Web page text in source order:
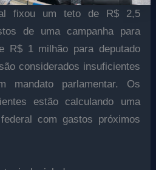
fixou um teto de R$ 2,5
de uma campanha para
R$ 1 milhão para deputado
considerados insuficientes
mandato parlamentar. Os
estão calculando uma
com gastos próximos